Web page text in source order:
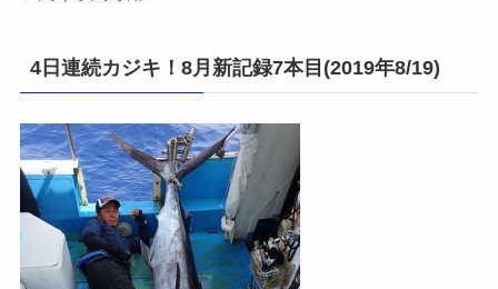
4日連続カジキ！8月新記録7本目(2019年8/19)